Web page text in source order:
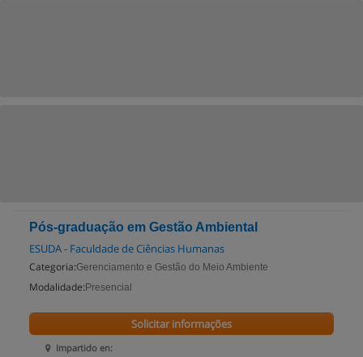
Pós-graduação em Gestão Ambiental
ESUDA - Faculdade de Ciências Humanas
Categoria:Gerenciamento e Gestão do Meio Ambiente
Modalidade: Presencial
Impartido en:
Solicitar informações